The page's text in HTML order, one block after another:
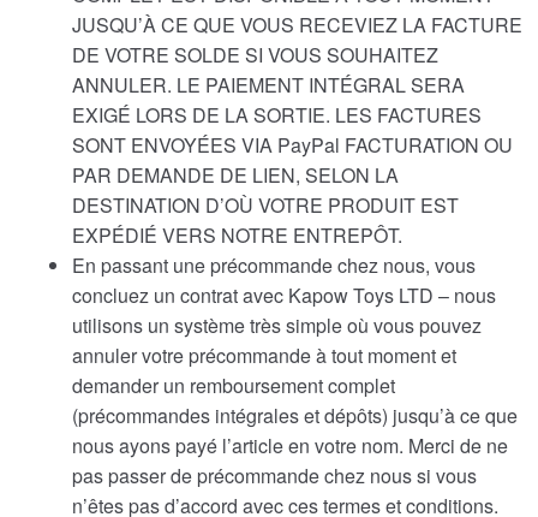
JUSQU’À CE QUE VOUS RECEVIEZ LA FACTURE
DE VOTRE SOLDE SI VOUS SOUHAITEZ
ANNULER. LE PAIEMENT INTÉGRAL SERA
EXIGÉ LORS DE LA SORTIE. LES FACTURES
SONT ENVOYÉES VIA PayPal FACTURATION OU
PAR DEMANDE DE LIEN, SELON LA
DESTINATION D’OÙ VOTRE PRODUIT EST
EXPÉDIÉ VERS NOTRE ENTREPÔT.
En passant une précommande chez nous, vous
concluez un contrat avec Kapow Toys LTD – nous
utilisons un système très simple où vous pouvez
annuler votre précommande à tout moment et
demander un remboursement complet
(précommandes intégrales et dépôts) jusqu’à ce que
nous ayons payé l’article en votre nom. Merci de ne
pas passer de précommande chez nous si vous
n’êtes pas d’accord avec ces termes et conditions.